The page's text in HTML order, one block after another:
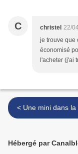
C christel 22/
je trouve que
économisé
l'acheter (j'ai
< Une mini dans
Hébergé par